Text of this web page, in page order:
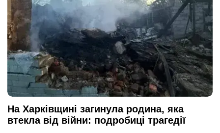
На Харківщині загинула родина, яка
втекла від війни: подробиці трагедії